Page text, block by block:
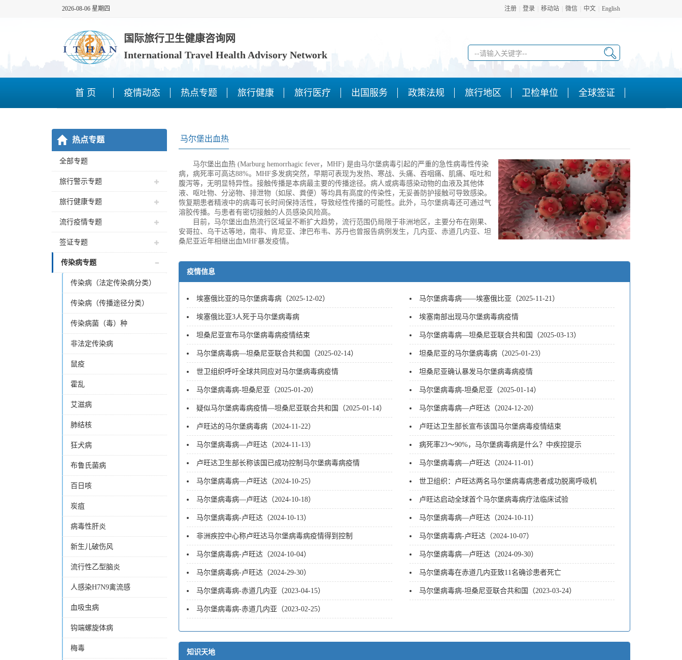
注册 登录 移动站 微信 中文 English
2026-08-06 星期四
国际旅行卫生健康咨询网
International Travel Health Advisory Network
首 页 疫情动态 热点专题 旅行健康 旅行医疗 出国服务 政策法规 旅行地区 卫检单位 全球签证
热点专题
全部专题
旅行警示专题
旅行健康专题
流行疫情专题
签证专题
传染病专题
传染病（法定传染病分类）
传染病（传播途径分类）
传染病菌（毒）种
非法定传染病
鼠疫
霍乱
艾滋病
肺结核
狂犬病
布鲁氏菌病
百日咳
炭疽
病毒性肝炎
新生儿破伤风
流行性乙型脑炎
人感染H7N9禽流感
血吸虫病
钩端螺旋体病
梅毒
马尔堡出血热
马尔堡出血热 (Marburg hemorrhagic fever，MHF) 是由马尔堡病毒引起的严重的急性病毒性传染
病，病死率可高达88%。MHF多发病突然，早期可表现为发热、寒战、头痛、吞咽痛、肌痛、呕吐和
腹泻等，无明显特异性。接触传播是本病最主要的传播途径。病人或病毒感染动物的血液及其他体
液、呕吐物、分泌物、排泄物（如尿、粪便）等均具有高度的传染性，无妥善防护接触可导致感染。
恢复期患者精液中的病毒可长时间保持活性，导致经性传播的可能性。此外，马尔堡病毒还可通过气
溶胶传播。与患者有密切接触的人员感染风险高。
目前，马尔堡出血热流行区域呈不断扩大趋势，流行范围仍局限于非洲地区，主要分布在刚果、
安哥拉、乌干达等地，南非、肯尼亚、津巴布韦、苏丹也曾报告病例发生，几内亚、赤道几内亚、坦
桑尼亚近年相继出血MHF暴发疫情。
疫情信息
埃塞俄比亚的马尔堡病毒病（2025-12-02） 马尔堡病毒病——埃塞俄比亚（2025-11-21）
埃塞俄比亚3人死于马尔堡病毒病 埃塞南部出现马尔堡病毒病疫情
坦桑尼亚宣布马尔堡病毒病疫情结束 马尔堡病毒病—坦桑尼亚联合共和国（2025-03-13）
马尔堡病毒病—坦桑尼亚联合共和国（2025-02-14） 坦桑尼亚的马尔堡病毒病（2025-01-23）
世卫组织呼吁全球共同应对马尔堡病毒病疫情 坦桑尼亚确认暴发马尔堡病毒病疫情
马尔堡病毒病-坦桑尼亚（2025-01-20） 马尔堡病毒病-坦桑尼亚（2025-01-14）
疑似马尔堡病毒病疫情—坦桑尼亚联合共和国（2025-01-14） 马尔堡病毒病—卢旺达（2024-12-20）
卢旺达的马尔堡病毒病（2024-11-22） 卢旺达卫生部长宣布该国马尔堡病毒疫情结束
马尔堡病毒病—卢旺达（2024-11-13） 病死率23～90%，马尔堡病毒病是什么？中疾控提示
卢旺达卫生部长称该国已成功控制马尔堡病毒病疫情 马尔堡病毒病—卢旺达（2024-11-01）
马尔堡病毒病—卢旺达（2024-10-25） 世卫组织：卢旺达两名马尔堡病毒病患者成功脱离呼吸机
马尔堡病毒病—卢旺达（2024-10-18） 卢旺达启动全球首个马尔堡病毒病疗法临床试验
马尔堡病毒病-卢旺达（2024-10-13） 马尔堡病毒病—卢旺达（2024-10-11）
非洲疾控中心称卢旺达马尔堡病毒病疫情得到控制 马尔堡病毒病-卢旺达（2024-10-07）
马尔堡病毒病-卢旺达（2024-10-04） 马尔堡病毒病—卢旺达（2024-09-30）
马尔堡病毒病-卢旺达（2024-29-30） 马尔堡病毒在赤道几内亚致11名确诊患者死亡
马尔堡病毒病-赤道几内亚（2023-04-15） 马尔堡病毒病-坦桑尼亚联合共和国（2023-03-24）
马尔堡病毒病-赤道几内亚（2023-02-25）
知识天地